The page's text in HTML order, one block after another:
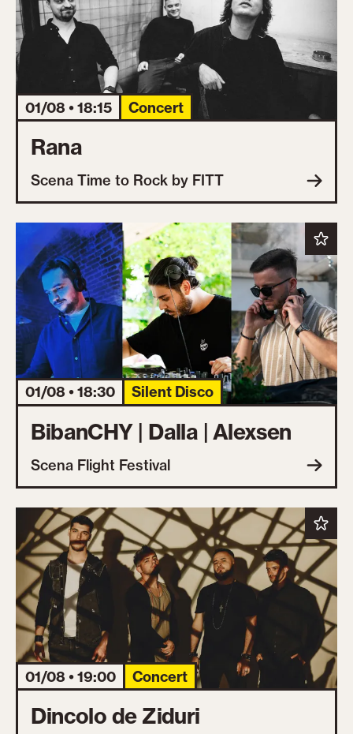
01/08 • 18:15 Concert
Rana
Scena Time to Rock by FITT
01/08 • 18:30 Silent Disco
BibanCHY | Dalla | Alexsen
Scena Flight Festival
01/08 • 19:00 Concert
Dincolo de Ziduri